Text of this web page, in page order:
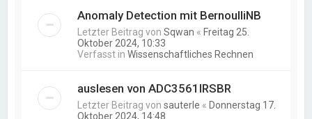
Anomaly Detection mit BernoulliNB
Letzter Beitrag vonSqwan « Freitag 25.
Oktober 2024, 10:33
Verfasst inWissenschaftliches Rechnen
auslesen von ADC3561IRSBR
Letzter Beitrag vonsauterle « Donnerstag 17.
Oktober 2024, 14:48